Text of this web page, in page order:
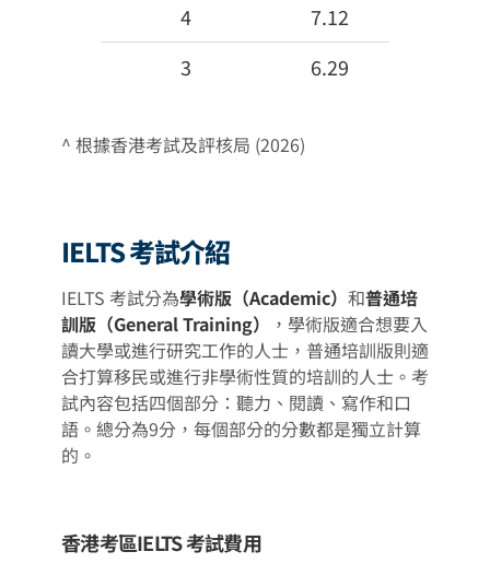
4
7.12
3
6.29
^ 根據香港考試及評核局 (2026)
IELTS 考試介紹
IELTS 考試分為學術版（Academic） 和普通培
訓版（General Training）
，學術版適合想要入
讀大學或進行研究工作的人士，普通培訓版則適
合打算移民或進行非學術性質的培訓的人士。考
試內容包括四個部分：聽力、閱讀、寫作和口
語。總分為9分，每個部分的分數都是獨立計算
的。
香港考區IELTS 考試費用